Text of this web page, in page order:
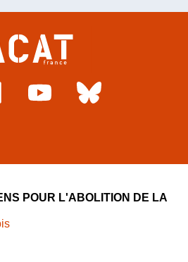
POUR L'ABOLITION DE LA